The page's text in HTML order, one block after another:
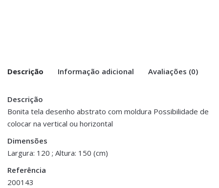
Descrição Informação adicional Avaliações (0)
Descrição
Bonita tela desenho abstrato com moldura Possibilidade de
colocar na vertical ou horizontal
Dimensões
Largura: 120 ; Altura: 150 (cm)
Referência
200143
Peso 3 kg
Dimensões 120 × 150 cm
There are no reviews yet.
Be the first to review “Tela com Moldura
– Imagem Abstrata”
You must be <a href="https://www.homeart.pt/minha-
conta/">logged in</a> to post a review.